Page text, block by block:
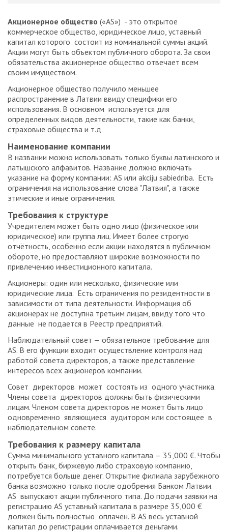
Акционерное общество («AS») - это открытое
коммерческое общество, юридическое лицо, уставный
капитал которого состоит из номинальной суммы акций.
Акции могут быть объектом публичного оборота. За свои
обязательства акционерное общество отвечает всем
своим имуществом.
Акционерное общество получило меньшее
распространение в Латвии ввиду специфики его
использования. В основном используется для
определенных видов деятельности, такие как банки,
страховые общества и т.д
Наименование компании
В названии можно использовать только буквы латинского и
латышского алфавитов. Название должно включать
указание на форму компании: AS или akciju sabiedriba. Есть
ограничения на использование слова "Латвия", а также
этические и иные ограничения.
Требования к структуре
Учредителем может быть одно лицо (физическое или
юридическое) или группа лиц. Имеет более строгую
отчётность, особенно если акции находятся в публичном
обороте, но предоставляют широкие возможности по
привлечению инвестиционного капитала.
Акционеры: один или несколько, физические или
юридические лица. Есть ограничения по резидентности в
зависимости от типа деятельности. Информация об
акционерах не доступна третьим лицам, ввиду того что
данные не подается в Реестр предприятий.
Наблюдательный совет — обязательное требование для
AS. В его функции входит осуществление контроля над
работой совета директоров, а также представление
интересов всех акционеров компании.
Совет директоров может состоять из одного участника.
Члены совета директоров должны быть физическими
лицам. Членом совета директоров не может быть лицо
одновременно являющиеся аудитором или состоящее в
наблюдательном совете.
Требования к размеру капитала
Сумма минимального уставного капитала — 35,000 €. Чтобы
открыть банк, биржевую либо страховую компанию,
потребуется больше денег. Открытие филиала зарубежного
банка возможно только после одобрения Банком Латвии.
AS выпускают акции публичного типа. До подачи заявки на
регистрацию AS уставный капитала в размере 35,000 €
должен быть полностью оплачен. В AS весь уставной
капитал до регистрации оплачивается деньгами.